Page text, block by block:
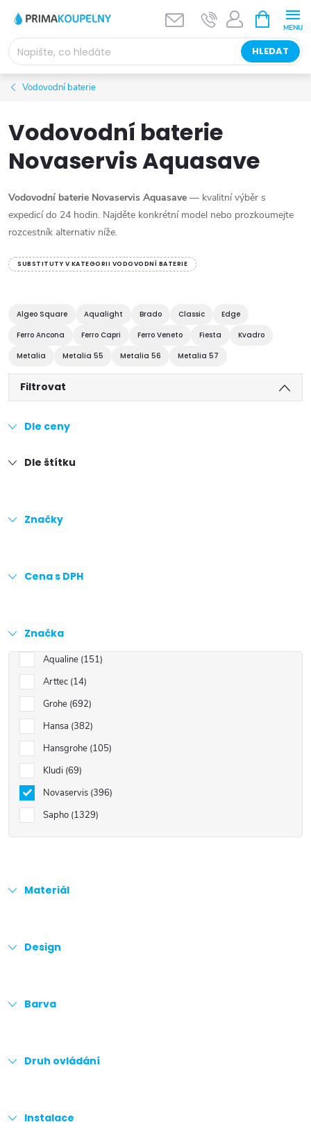
obsah
HLEDAT
NÁKUPNÍ
KOŠÍK
Vodovodní baterie
Vodovodní baterie
Novaservis Aquasave
Vodovodní baterie Novaservis Aquasave — kvalitní výběr s
expedicí do 24 hodin. Najděte konkrétní model nebo prozkoumejte
rozcestník alternativ níže.
SUBSTITUTY V KATEGORII VODOVODNÍ BATERIE
Algeo Square Aqualight Brado Classic
Edge
Ferro Ancona
Ferro Capri Ferro Veneto Fiesta
Kvadro
Metalia
Metalia 55 Metalia 56 Metalia 57
Filtrovat
Dle ceny
Dle štítku
Značky
Cena s DPH
Značka
Aqualine 151
Arttec 14
Grohe 692
Hansa 382
Hansgrohe 105
Kludi 69
Novaservis 396
Sapho 1329
Materiál
Design
Barva
Druh ovládání
Instalace